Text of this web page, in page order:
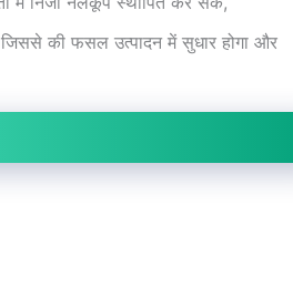
की फसल उत्पादन में सुधार होगा और